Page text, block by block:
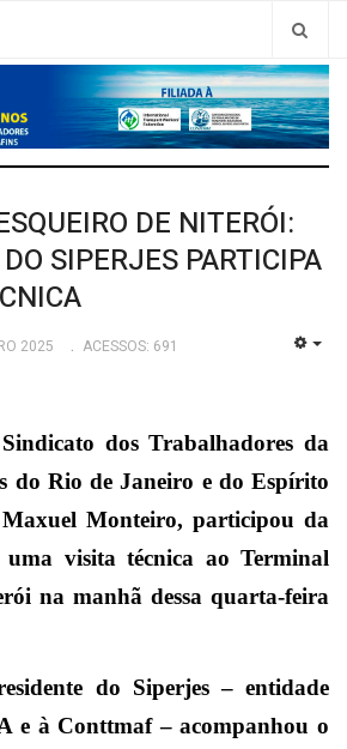
DE NITERÓI:
SIPERJES PARTICIPA
2025 ACESSOS: 691
dos Trabalhadores da
do Rio de Janeiro e do Espírito
Maxuel Monteiro, participou da
visita técnica ao Terminal
na manhã dessa quarta-feira
do Siperjes – entidade
e à Conttmaf – acompanhou o